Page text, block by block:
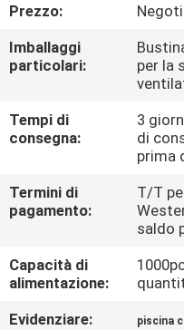
CONTROLLO
DI
NEWS
DEL
SITO
Prezzo:
Imballaggi
particolari:
per la
Tempi di
consegna:
3
di
prima
Termini di
pagamento:
T/T
saldo
Capacità di
alimentazione:
Evidenziare:
piscina